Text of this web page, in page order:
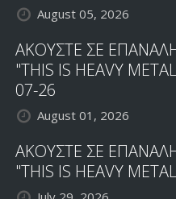
August 05, 2026
ΑΚΟΥΣΤΕ ΣΕ
"THIS IS HEAVY
07-26
August 01, 2026
ΑΚΟΥΣΤΕ ΣΕ
"THIS IS HEAVY